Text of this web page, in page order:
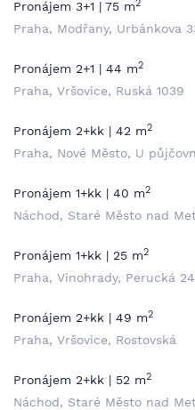
Pronájem 3+1 | 75 m2
Praha, Modřany, Urbánkova
Pronájem 2+1 | 44 m2
Praha, Vršovice, Ruská 1039
Pronájem 2+kk | 42 m2
Praha, Nové Město, U
Pronájem 1+kk | 40 m2
Náchod, Staré Město nad
Pronájem 1+kk | 25 m2
Praha, Vinohrady, Perucká
Pronájem 2+kk | 49 m2
Praha, Vršovice, Rostovská
Pronájem 2+kk | 52 m2
Náchod, Staré Město nad